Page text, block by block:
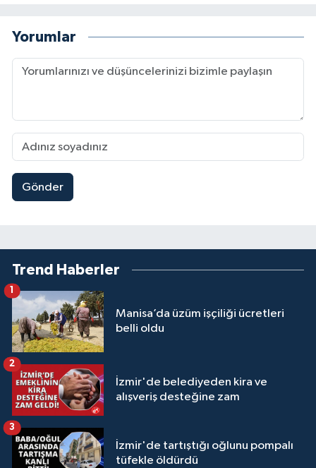
Yorumlar
Gönder
Trend Haberler
Manisa’da üzüm işçiliği ücretleri
belli oldu
1
İzmir'de belediyeden kira ve
alışveriş desteğine zam
2
İzmir'de tartıştığı oğlunu pompalı
tüfekle öldürdü
3